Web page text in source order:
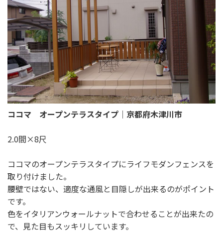
ココマ オープンテラスタイプ｜京都府木津川市
2.0間×8尺
ココマのオープンテラスタイプにライフモダンフェンスを
取り付けました。
腰壁ではない、適度な通風と目隠しが出来るのがポイント
です。
色をイタリアンウォールナットで合わせることが出来たの
で、見た目もスッキリしています。